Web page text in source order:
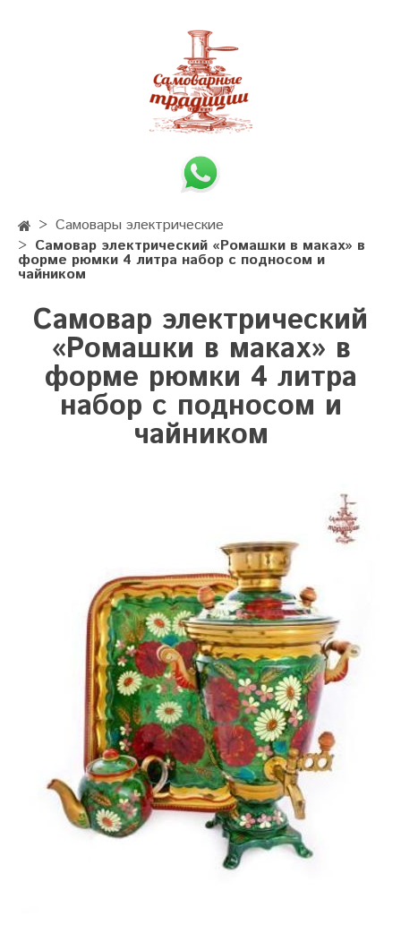
Самовары электрические
Самовар электрический «Ромашки в маках» в
форме рюмки 4 литра набор с подносом и
чайником
Самовар электрический
«Ромашки в маках» в
форме рюмки 4 литра
набор с подносом и
чайником